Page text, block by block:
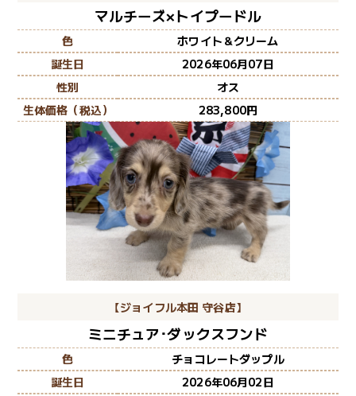
マルチーズ×トイプードル
色
ホワイト＆クリーム
誕生日
2026年06月07日
性別
オス
生体価格（税込）
283,800
【ジョイフル本田 守谷店】
ミニチュア･ダックスフンド
色
チョコレートダップル
誕生日
2026年06月02日